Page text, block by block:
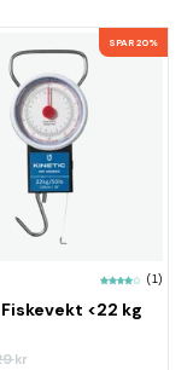
SPAR 20%
(1)
<22 kg
kr